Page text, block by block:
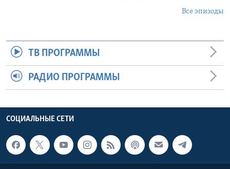
Все эпизоды
ТВ ПРОГРАММЫ
РАДИО ПРОГРАММЫ
СОЦИАЛЬНЫЕ СЕТИ